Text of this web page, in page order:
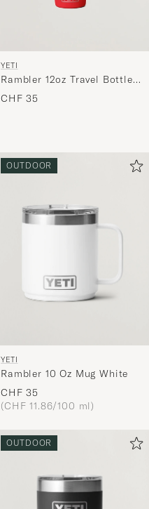
YETI
Rambler 12oz Travel Bottle
Rescue Red
CHF 35
OUTDOOR
YETI
Rambler 10 Oz Mug White
CHF 35
(CHF 11.86/100 ml)
OUTDOOR